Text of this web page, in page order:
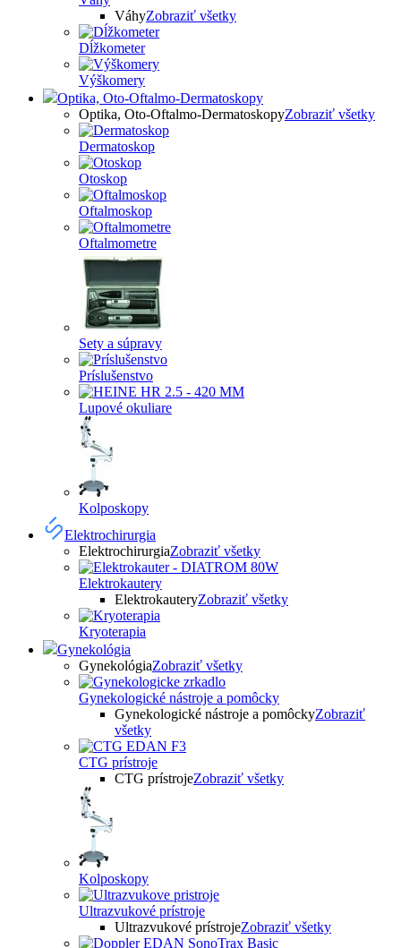
VáhyZobraziť všetky
Dĺžkometer
Výškomery
Optika, Oto-Oftalmo-Dermatoskopy
Optika, Oto-Oftalmo-DermatoskopyZobraziť všetky
Dermatoskop
Otoskop
Oftalmoskop
Oftalmometre
Sety a súpravy
Príslušenstvo
Lupové okuliare
Kolposkopy
Elektrochirurgia
ElektrochirurgiaZobraziť všetky
Elektrokautery
ElektrokauteryZobraziť všetky
Kryoterapia
Gynekológia
GynekológiaZobraziť všetky
Gynekologické nástroje a pomôcky
Gynekologické nástroje a pomôckyZobraziť
všetky
CTG prístroje
CTG prístrojeZobraziť všetky
Kolposkopy
Ultrazvukové prístroje
Ultrazvukové prístrojeZobraziť všetky